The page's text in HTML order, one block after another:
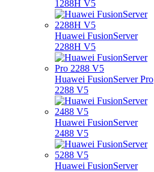
1288H V5
Huawei FusionServer
2288H V5
Huawei FusionServer Pro
2288 V5
Huawei FusionServer
2488 V5
Huawei FusionServer